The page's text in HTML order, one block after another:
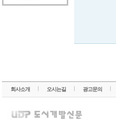
회사소개 오시는길 광고문의